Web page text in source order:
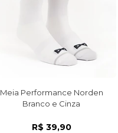
Meia Performance Norden
Branco e Cinza
R$ 39,90